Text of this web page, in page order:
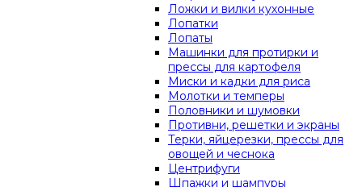
Ложки и вилки кухонные
Лопатки
Лопаты
Машинки для протирки и
прессы для картофеля
Миски и кадки для риса
Молотки и темперы
Половники и шумовки
Противни, решетки и экраны
Терки, яйцерезки, прессы для
овощей и чеснока
Центрифуги
Шпажки и шампуры